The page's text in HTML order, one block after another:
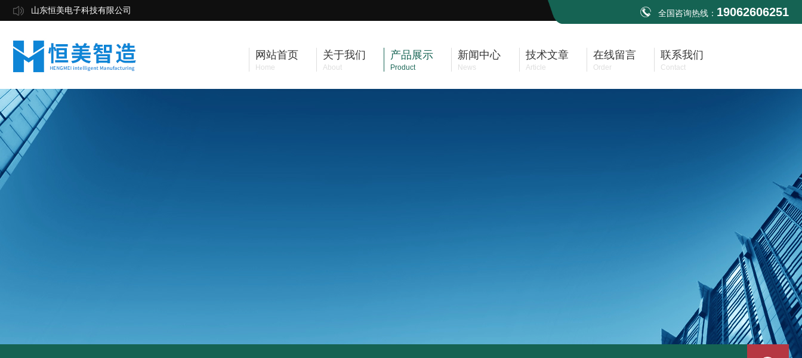
山东恒美电子科技有限公司 全国咨询热线： 19062606251
网站首页
Home
关于我们
About
产品展示
Product
新闻中心
News
技术文章
Article
在线留言
Order
联系我们
Contact